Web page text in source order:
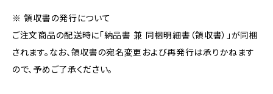
※ 領収書の発行について
ご注文商品の配送時に「納品書 兼 同梱明細書（領収書）」が同梱
されます。なお、領収書の宛名変更および再発行は承りかねます
ので、予めご了承ください。